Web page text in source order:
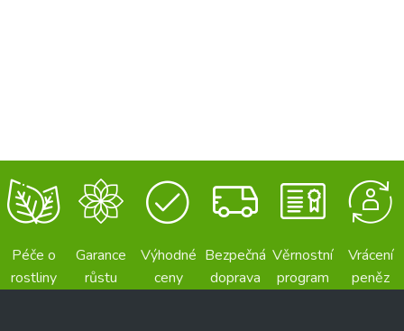
Péče o
rostliny
Garance
růstu
Výhodné
ceny
Bezpečná
doprava
Věrnostní
program
Vrácení
peněz